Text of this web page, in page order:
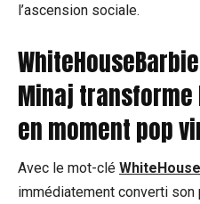
l’ascension sociale.
Minaj transforme
en moment pop
Avec le mot-clé
immédiatement converti